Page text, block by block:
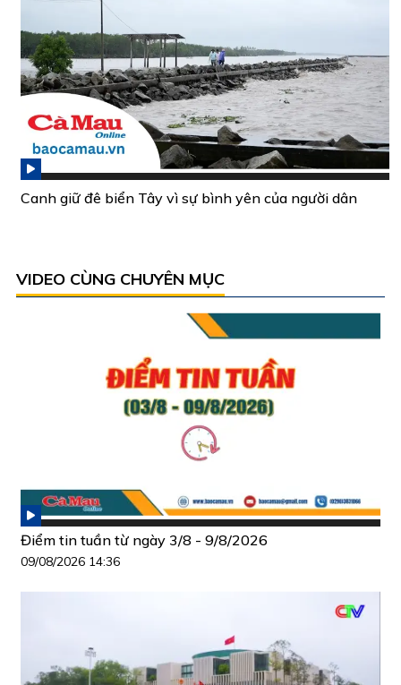
Canh giữ đê biển Tây vì sự bình yên của người dân
VIDEO CÙNG CHUYÊN MỤC
Điểm tin tuần từ ngày 3/8 - 9/8/2026
09/08/2026 14:36